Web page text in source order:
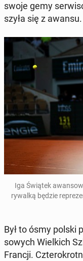
swoje gemy
szy­ła się z awansu.
Iga Świątek
rywalką będzie
Był to ósmy
so­wych Wiel­kich
Francji.